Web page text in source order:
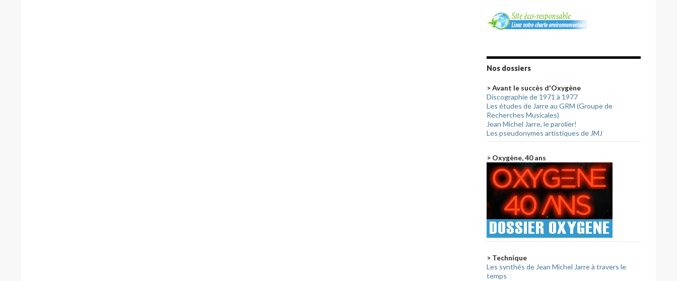
Nos dossiers
> Avant le succès d'Oxygène
Discographie de 1971 à 1977
Les études de Jarre au GRM (Groupe de
Recherches Musicales)
Jean Michel Jarre, le parolier!
Les pseudonymes artistiques de JMJ
> Oxygène, 40 ans
> Technique
Les synthés de Jean Michel Jarre à travers le
temps